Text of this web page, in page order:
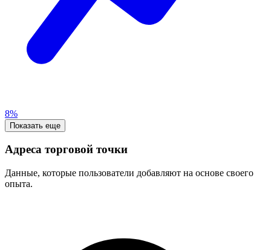
8%
Показать еще
Адреса торговой точки
Данные, которые пользователи добавляют на основе своего
опыта.